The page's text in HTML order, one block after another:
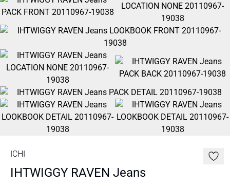
ICHI
IHTWIGGY RAVEN Jeans